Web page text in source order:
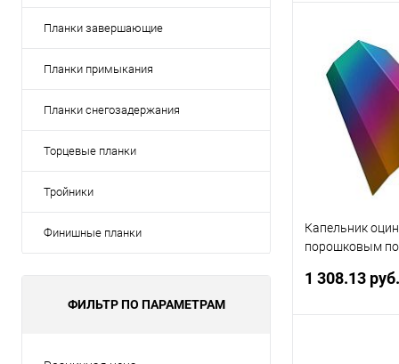
Планки завершающие
Планки примыкания
Планки снегозадержания
Торцевые планки
Тройники
Финишные планки
ФИЛЬТР ПО ПАРАМЕТРАМ
Купить в 1 клик
В избранное
Капельник
порошковым
1 308.13 руб.